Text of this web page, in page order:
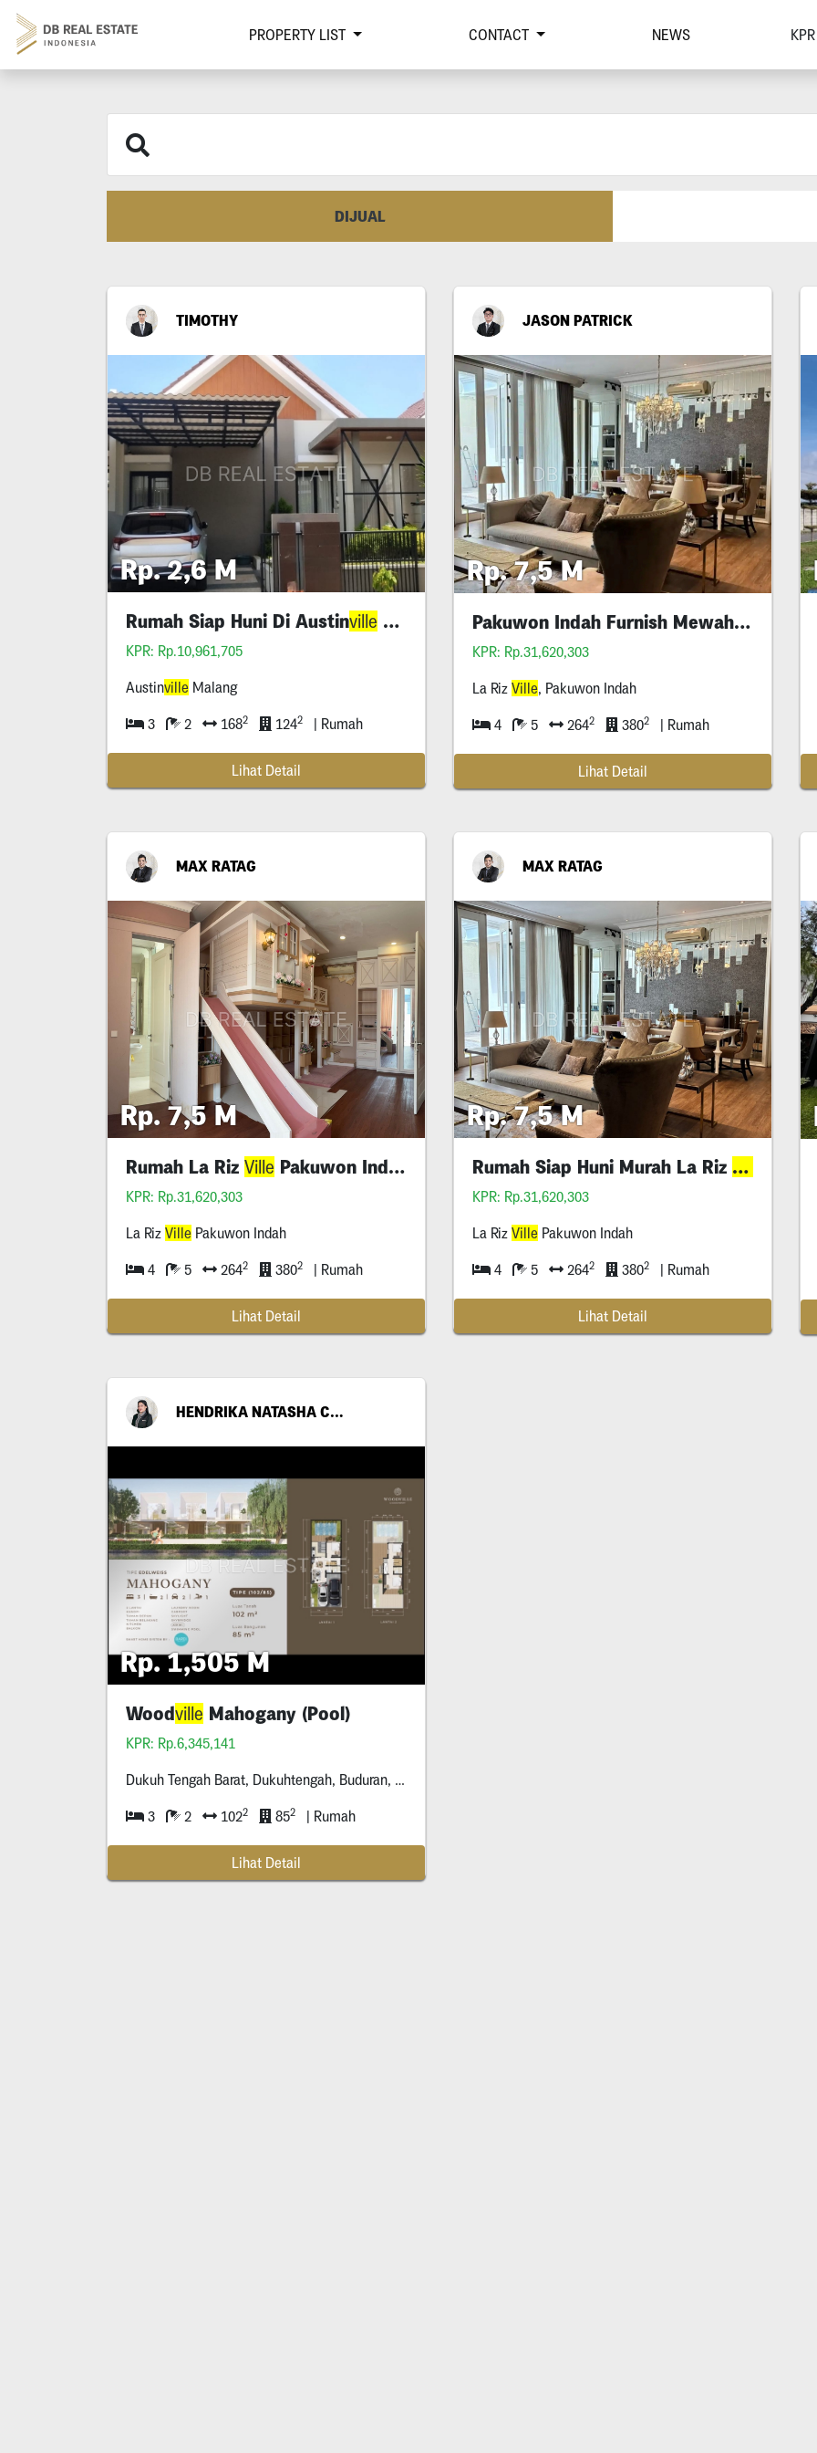
PROPERTY LIST CONTACT NEWS KPR
DIJUAL
TIMOTHY
Rp. 2,6 M
Rumah Siap Huni Di Austinville
KPR: Rp.10,961,705
Austinville Malang
3 2 1682 1242 | Rumah
Lihat Detail
JASON PATRICK
Rp. 7,5 M
Pakuwon Indah Furnish Mewah Undermarket
KPR: Rp.31,620,303
La Riz Ville, Pakuwon Indah
4 5 2642 3802 | Rumah
Lihat Detail
MAX RATAG
Rp. 7,5 M
Rumah La Riz Ville Pakuwon Indah Shm Murah
KPR: Rp.31,620,303
La Riz Ville Pakuwon Indah
4 5 2642 3802 | Rumah
Lihat Detail
MAX RATAG
Rp. 7,5 M
Rumah Siap Huni Murah La Riz
Ville
KPR: Rp.31,620,303
La Riz Ville Pakuwon Indah
4 5 2642 3802 | Rumah
Lihat Detail
HENDRIKA NATASHA CAESARIA MURYANTO PUTRI
Rp. 1,505 M
Woodville Mahogany (Pool)
KPR: Rp.6,345,141
Dukuh Tengah Barat, Dukuhtengah, Buduran, Sidoarjo Regency, East Java *****
3 2 1022 852 | Rumah
Lihat Detail